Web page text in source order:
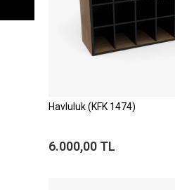
Havluluk (KFK 1474)
6.000,00 TL